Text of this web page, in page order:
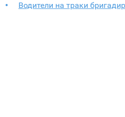
Водители на траки